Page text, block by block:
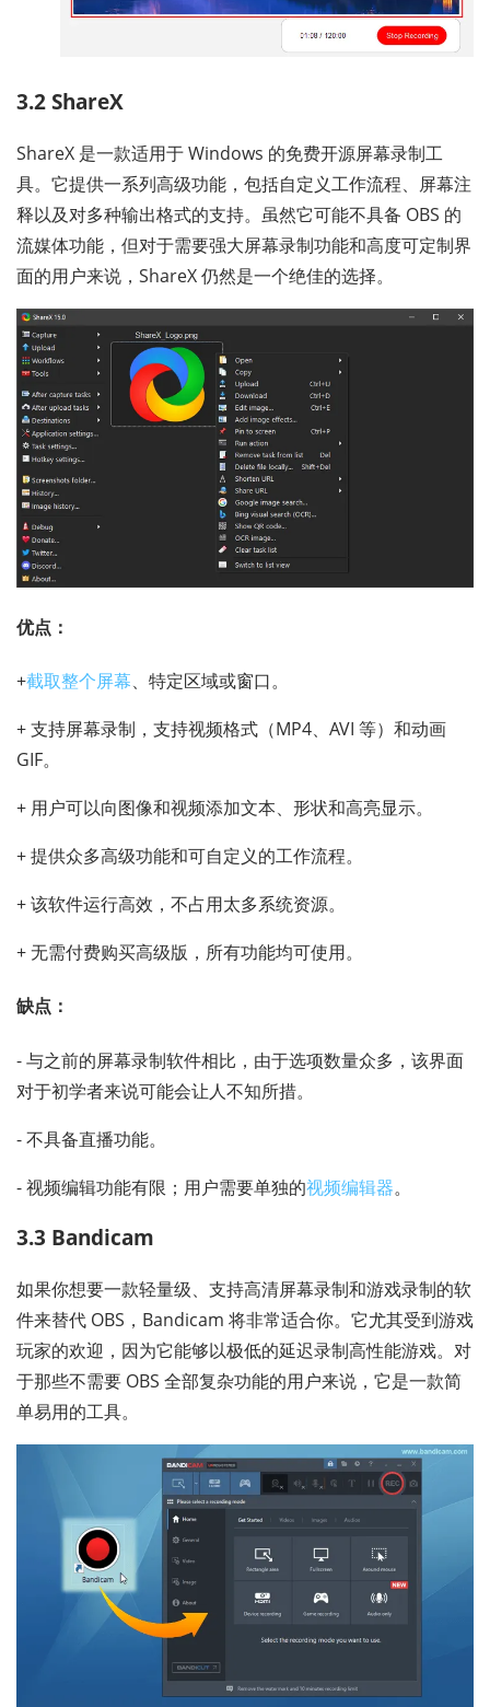
3.2 ShareX
ShareX 是一款适用于 Windows 的免费开源屏幕录制工
具。它提供一系列高级功能，包括自定义工作流程、屏幕注
释以及对多种输出格式的支持。虽然它可能不具备 OBS 的
流媒体功能，但对于需要强大屏幕录制功能和高度可定制界
面的用户来说，ShareX 仍然是一个绝佳的选择。
优点：
+截取整个屏幕、特定区域或窗口。
+ 支持屏幕录制，支持视频格式（MP4、AVI 等）和动画
GIF。
+ 用户可以向图像和视频添加文本、形状和高亮显示。
+ 提供众多高级功能和可自定义的工作流程。
+ 该软件运行高效，不占用太多系统资源。
+ 无需付费购买高级版，所有功能均可使用。
缺点：
- 与之前的屏幕录制软件相比，由于选项数量众多，该界面
对于初学者来说可能会让人不知所措。
- 不具备直播功能。
- 视频编辑功能有限；用户需要单独的视频编辑器。
3.3 Bandicam
如果你想要一款轻量级、支持高清屏幕录制和游戏录制的软
件来替代 OBS，Bandicam 将非常适合你。它尤其受到游戏
玩家的欢迎，因为它能够以极低的延迟录制高性能游戏。对
于那些不需要 OBS 全部复杂功能的用户来说，它是一款简
单易用的工具。